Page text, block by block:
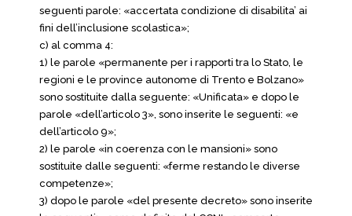
seguenti parole: «accertata condizione di disabilita’ ai
fini dell’inclusione scolastica»;
c) al comma 4:
1) le parole «permanente per i rapporti tra lo Stato, le
regioni e le province autonome di Trento e Bolzano»
sono sostituite dalla seguente: «Unificata» e dopo le
parole «dell’articolo 3», sono inserite le seguenti: «e
dell’articolo 9»;
2) le parole «in coerenza con le mansioni» sono
sostituite dalle seguenti: «ferme restando le diverse
competenze»;
3) dopo le parole «del presente decreto» sono inserite